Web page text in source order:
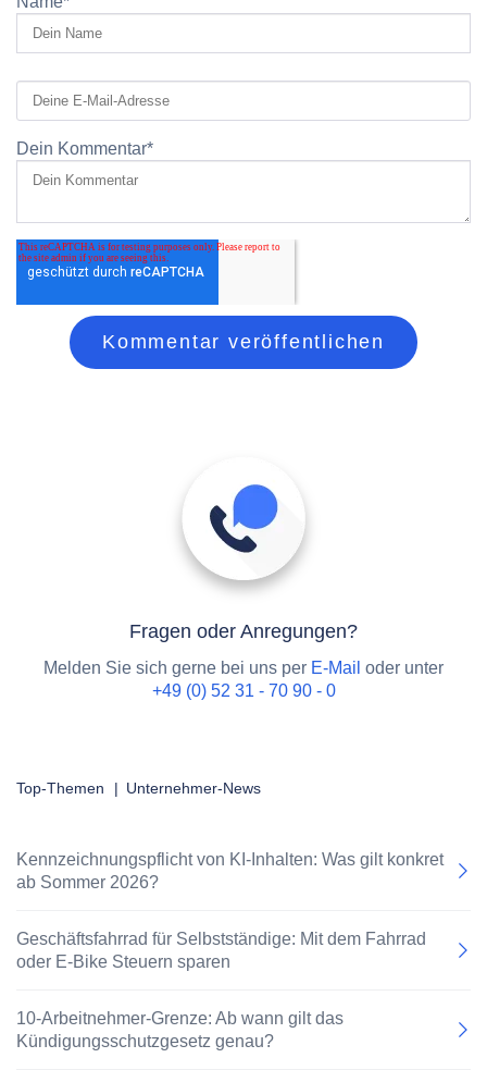
Dein Kommentar*
Fragen oder Anregungen?
Melden Sie sich gerne bei uns per E-Mail oder unter
+49 (0) 52 31 - 70 90 - 0
Top-Themen | Unternehmer-News
Kennzeichnungspflicht von KI-Inhalten: Was gilt konkret
ab Sommer 2026?
Geschäftsfahrrad für Selbstständige: Mit dem Fahrrad
oder E-Bike Steuern sparen
10-Arbeitnehmer-Grenze: Ab wann gilt das
Kündigungsschutzgesetz genau?